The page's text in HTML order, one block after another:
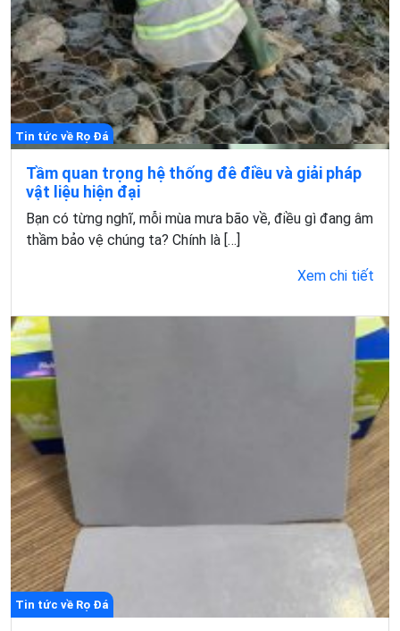
Tin tức về Rọ Đá
Tầm quan trọng hệ thống đê điều và giải pháp
vật liệu hiện đại
Bạn có từng nghĩ, mỗi mùa mưa bão về, điều gì đang âm
thầm bảo vệ chúng ta? Chính là […]
Xem chi tiết
Tin tức về Rọ Đá